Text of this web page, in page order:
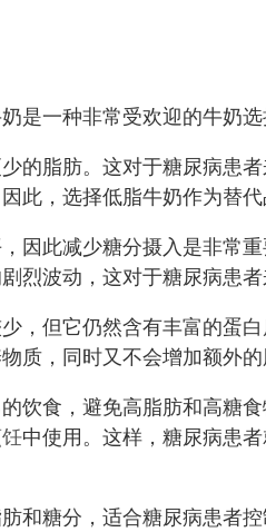
是一种非常受欢迎的牛奶
的脂肪。这对于糖尿病患
此，选择低脂牛奶作为替代
因此减少糖分摄入是非常
烈波动，这对于糖尿病患者
，但它仍然含有丰富的蛋
质，同时又不会增加额外的
饮食，避免高脂肪和高糖
中使用。这样，糖尿病患
和糖分，适合糖尿病患者